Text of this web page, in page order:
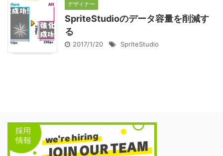
デザイナー
SpriteStudioのデータ容量を削減す
る
2017/1/20 SpriteStudio